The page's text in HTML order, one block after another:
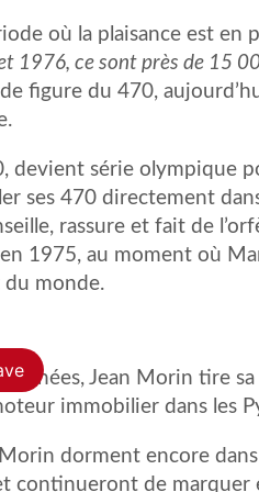
où la plaisance est en
1976, ce sont près de 15
figure du 470,
devient série olympique
ses 470 directement
rassure et fait de
1975, au moment où
monde.
années, Jean Morin tire
immobilier dans les
dorment encore
continueront de marquer